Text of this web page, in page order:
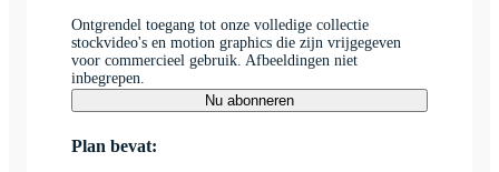
Ontgrendel toegang tot onze volledige collectie
stockvideo's en motion graphics die zijn vrijgegeven
voor commercieel gebruik. Afbeeldingen niet
inbegrepen.
Nu abonneren
Plan bevat: